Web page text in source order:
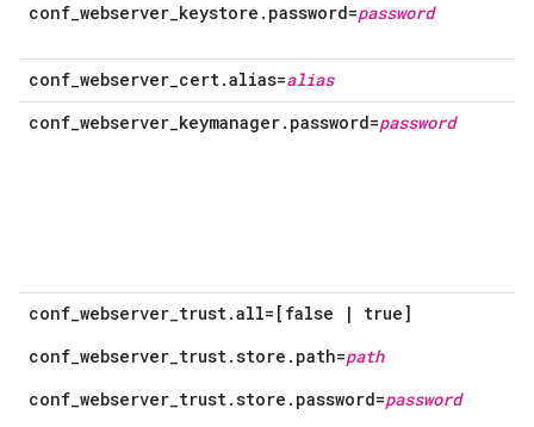
conf_webserver_keystore.password=password
conf_webserver_cert.alias=alias
conf_webserver_keymanager.password=password
conf_webserver_trust.all=[false | true]
conf_webserver_trust.store.path=path
conf_webserver_trust.store.password=password